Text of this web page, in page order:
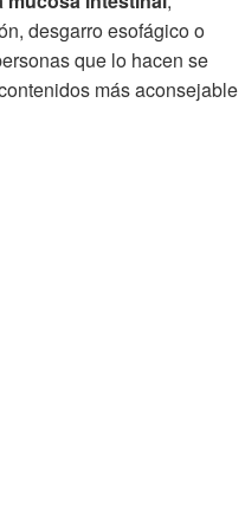
desgarro esofágico o
que lo hacen se
más aconsejable